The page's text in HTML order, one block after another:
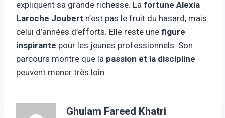
expliquent sa grande richesse. La fortune Alexia
Laroche Joubert n’est pas le fruit du hasard, mais
celui d’années d’efforts. Elle reste une figure
inspirante pour les jeunes professionnels. Son
parcours montre que la passion et la discipline
peuvent mener très loin.
Ghulam Fareed Khatri